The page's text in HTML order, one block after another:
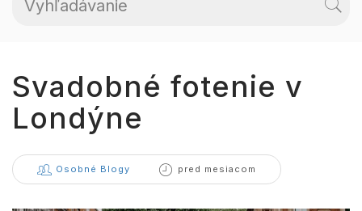
Svadobné fotenie v
Londýne
Osobné Blogy pred mesiacom